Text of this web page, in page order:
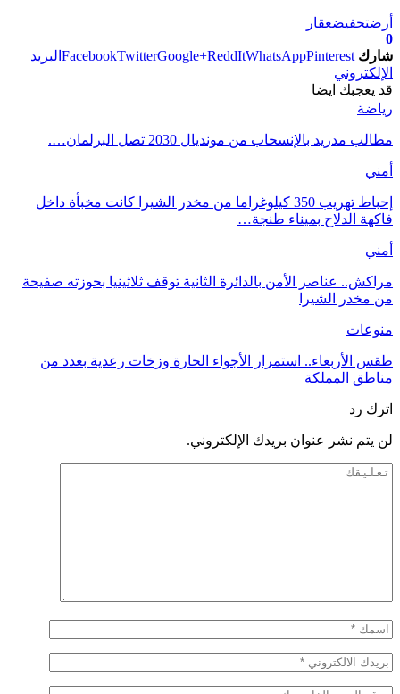
أرضتحفيضعقار
0
شارك
FacebookTwitterGoogle+ReddItWhatsAppPinterest
البريد
الإلكتروني
قد يعجبك ايضا
رياضة
مطالب مدريد بالإنسحاب من مونديال 2030 تصل البرلمان….
أمني
إحباط تهريب 350 كيلوغراما من مخدر الشيرا كانت مخبأة داخل
فاكهة الدلاح بميناء طنجة…
أمني
مراكش.. عناصر الأمن بالدائرة الثانية توقف ثلاثينيا بحوزته صفيحة
من مخدر الشيرا
منوعات
طقس الأربعاء.. استمرار الأجواء الحارة وزخات رعدية بعدد من
مناطق المملكة
اترك رد
لن يتم نشر عنوان بريدك الإلكتروني.